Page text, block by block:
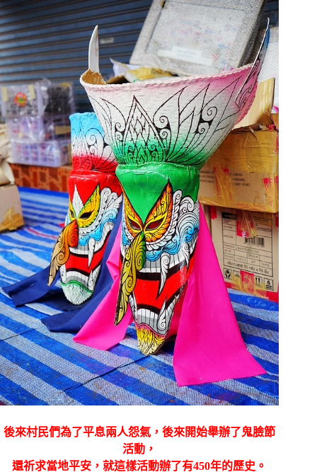
後來村民們為了平息兩人怨氣，後來開始舉辦了鬼臉節
活動，
還祈求當地平安，就這樣活動辦了有450年的歷史。